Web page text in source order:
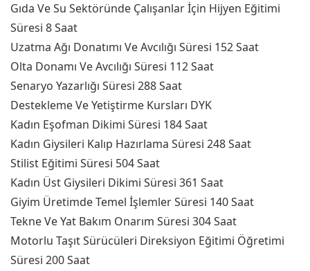
Gıda Ve Su Sektöründe Çalışanlar İçin Hijyen Eğitimi
Süresi 8 Saat
Uzatma Ağı Donatımı Ve Avcılığı Süresi 152 Saat
Olta Donamı Ve Avcılığı Süresi 112 Saat
Senaryo Yazarlığı Süresi 288 Saat
Destekleme Ve Yetiştirme Kursları DYK
Kadın Eşofman Dikimi Süresi 184 Saat
Kadın Giysileri Kalıp Hazırlama Süresi 248 Saat
Stilist Eğitimi Süresi 504 Saat
Kadın Üst Giysileri Dikimi Süresi 361 Saat
Giyim Üretimde Temel İşlemler Süresi 140 Saat
Tekne Ve Yat Bakım Onarım Süresi 304 Saat
Motorlu Taşıt Sürücüleri Direksiyon Eğitimi Öğretimi
Süresi 200 Saat